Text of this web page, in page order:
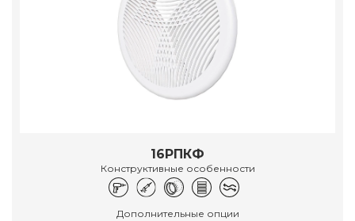
16РПКФ
Конструктивные особенности
Дополнительные опции